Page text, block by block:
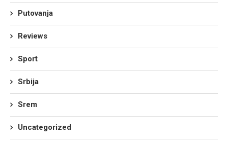
Putovanja
Reviews
Sport
Srbija
Srem
Uncategorized